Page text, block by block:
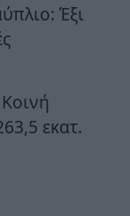
Έξι
εκατ.